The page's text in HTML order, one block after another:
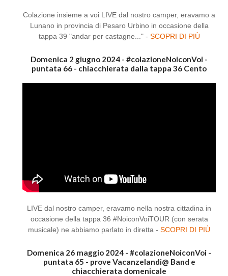
Colazione insieme a voi LIVE dal nostro camper, eravamo a
Lunano in provincia di Pesaro Urbino in occasione della
tappa 39 "andar per castagne..." - SCOPRI DI PIÙ
Domenica 2 giugno 2024 - #colazioneNoiconVoi -
puntata 66 - chiacchierata dalla tappa 36 Cento
LIVE dal nostro camper, eravamo nella nostra cittadina in
occasione della tappa 36 #NoiconVoiTOUR (con serata
musicale) ne abbiamo parlato in diretta - SCOPRI DI PIÙ
Domenica 26 maggio 2024 - #colazioneNoiconVoi -
puntata 65 - prove Vacanzelandi@ Band e
chiacchierata domenicale